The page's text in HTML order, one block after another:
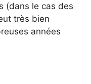
(dans le cas des
très bien
années